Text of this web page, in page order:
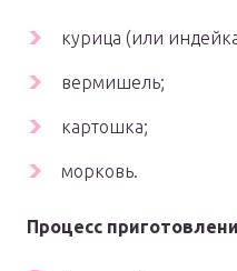
курица (или
вермишель;
картошка;
морковь.
Процесс